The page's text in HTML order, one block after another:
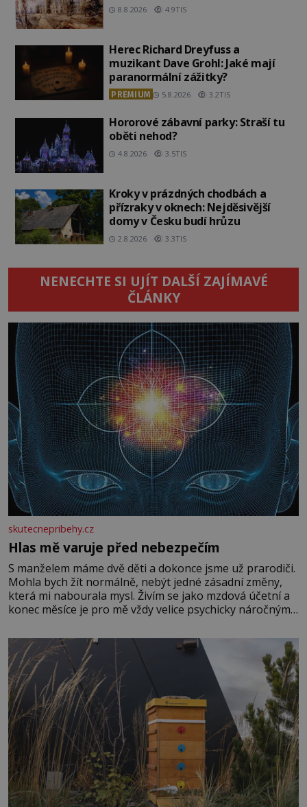
8.8.2026 4.9TIS
Herec Richard Dreyfuss a
muzikant Dave Grohl: Jaké mají
paranormální zážitky?
PREMIUM 5.8.2026 3.2TIS
Hororové zábavní parky: Straší tu
oběti nehod?
4.8.2026 3.5TIS
Kroky v prázdných chodbách a
přízraky v oknech: Nejděsivější
domy v Česku budí hrůzu
2.8.2026 3.3TIS
NENECHTE SI UJÍT DALŠÍ ZAJÍMAVÉ
ČLÁNKY
skutecnepribehy.cz
Hlas mě varuje před nebezpečím
S manželem máme dvě děti a dokonce jsme už prarodiči.
Mohla bych žít normálně, nebýt jedné zásadní změny,
která mi nabourala mysl. Živím se jako mzdová účetní a
konec měsíce je pro mě vždy velice psychicky náročným
dál častěji volá o pomoc, co se hlídání týče. Dalo by se